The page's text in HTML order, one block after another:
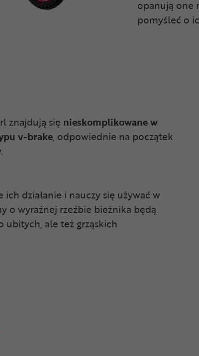
opanują one
pomyśleć o
znajdują się nieskomplikowane w
v-brake, odpowiednie na początek
działanie i nauczy się używać w
o wyraźnej rzeźbie bieżnika będą
ubitych, ale też grząskich